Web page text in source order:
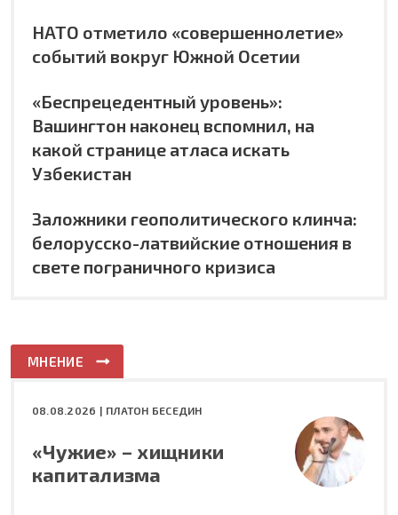
НАТО отметило «совершеннолетие»
событий вокруг Южной Осетии
«Беспрецедентный уровень»:
Вашингтон наконец вспомнил, на
какой странице атласа искать
Узбекистан
Заложники геополитического клинча:
белорусско-латвийские отношения в
свете пограничного кризиса
МНЕНИЕ
08.08.2026 | ПЛАТОН БЕСЕДИН
«Чужие» – хищники
капитализма